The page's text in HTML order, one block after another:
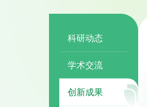
科研动态
学术交流
创新成果